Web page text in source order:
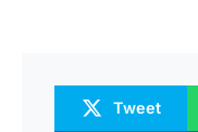
Tweet